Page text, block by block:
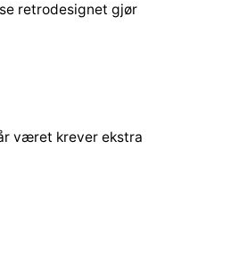
retrodesignet gjør
været krever ekstra